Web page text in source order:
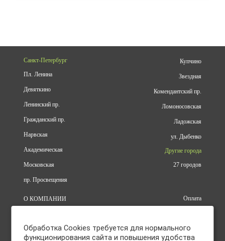
Санкт-Петербург
Пл. Ленина
Девяткино
Ленинский пр.
Гражданский пр.
Нарвская
Академическая
Московская
пр. Просвещения
Купчино
Звездная
Комендантский пр.
Ломоносовская
Ладожская
ул. Дыбенко
Другие города
27 городов
О КОМПАНИИ
БРЕНДЫ
Оплата
Доставка
Политика использования файлов
cookie
Обработка Cookies требуется для нормального
функционирования сайта и повышения удобства